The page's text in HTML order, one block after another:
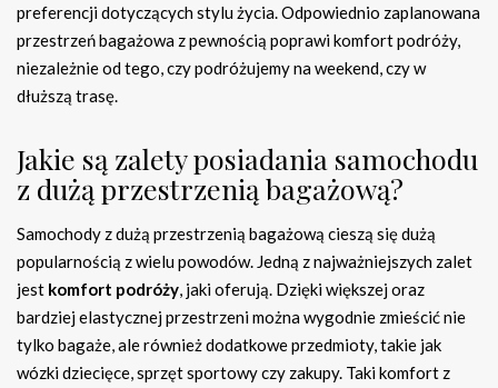
preferencji dotyczących stylu życia. Odpowiednio zaplanowana
przestrzeń bagażowa z pewnością poprawi komfort podróży,
niezależnie od tego, czy podróżujemy na weekend, czy w
dłuższą trasę.
Jakie są zalety posiadania samochodu
z dużą przestrzenią bagażową?
Samochody z dużą przestrzenią bagażową cieszą się dużą
popularnością z wielu powodów. Jedną z najważniejszych zalet
jest komfort podróży, jaki oferują. Dzięki większej oraz
bardziej elastycznej przestrzeni można wygodnie zmieścić nie
tylko bagaże, ale również dodatkowe przedmioty, takie jak
wózki dziecięce, sprzęt sportowy czy zakupy. Taki komfort z